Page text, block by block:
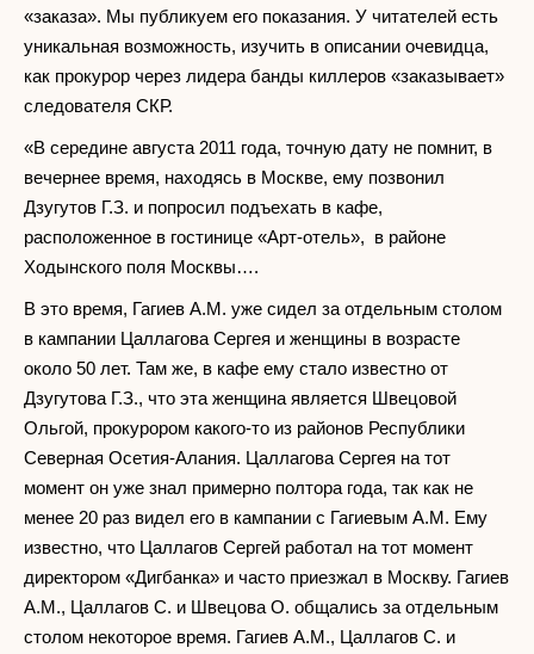
«заказа». Мы публикуем его показания. У читателей есть
уникальная возможность, изучить в описании очевидца,
как прокурор через лидера банды киллеров «заказывает»
следователя СКР.
«В середине августа 2011 года, точную дату не помнит, в
вечернее время, находясь в Москве, ему позвонил
Дзугутов Г.З. и попросил подъехать в кафе,
расположенное в гостинице «Арт-отель», в районе
Ходынского поля Москвы….
В это время, Гагиев А.М. уже сидел за отдельным столом
в кампании Цаллагова Сергея и женщины в возрасте
около 50 лет. Там же, в кафе ему стало известно от
Дзугутова Г.З., что эта женщина является Швецовой
Ольгой, прокурором какого-то из районов Республики
Северная Осетия-Алания. Цаллагова Сергея на тот
момент он уже знал примерно полтора года, так как не
менее 20 раз видел его в кампании с Гагиевым А.М. Ему
известно, что Цаллагов Сергей работал на тот момент
директором «Дигбанка» и часто приезжал в Москву. Гагиев
А.М., Цаллагов С. и Швецова О. общались за отдельным
столом некоторое время. Гагиев А.М., Цаллагов С. и